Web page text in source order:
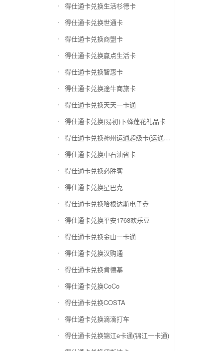
得仕通卡兑换生活杉德卡
得仕通卡兑换世通卡
得仕通卡兑换商盟卡
得仕通卡兑换赢点生活卡
得仕通卡兑换智惠卡
得仕通卡兑换途牛商旅卡
得仕通卡兑换天天一卡通
得仕通卡兑换(易初)卜蜂莲花礼品卡
得仕通卡兑换神州运通超级卡(运通网购卡)
得仕通卡兑换中石油省卡
得仕通卡兑换必胜客
得仕通卡兑换星巴克
得仕通卡兑换哈根达斯电子券
得仕通卡兑换平安1768欢乐豆
得仕通卡兑换金山一卡通
得仕通卡兑换汉购通
得仕通卡兑换肯德基
得仕通卡兑换CoCo
得仕通卡兑换COSTA
得仕通卡兑换滴滴打车
得仕通卡兑换锦江e卡通(锦江一卡通)